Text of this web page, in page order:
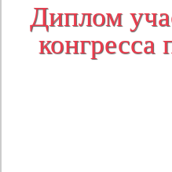
Диплом
конгресса